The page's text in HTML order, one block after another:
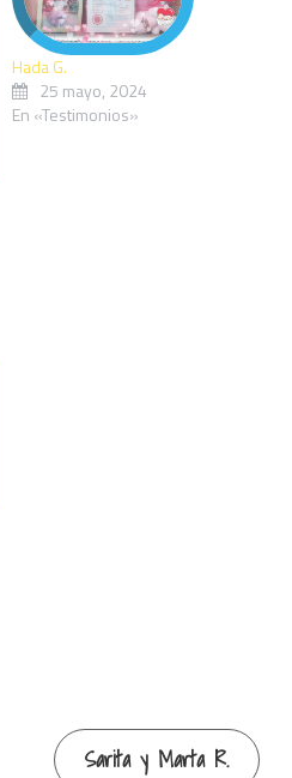
Hada G.
25 mayo, 2024
En «Testimonios»
Sarita y Marta R.